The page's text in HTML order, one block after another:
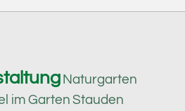
Naturgarten
im Garten Stauden